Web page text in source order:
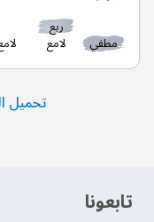
مطفي
ربع
لامع
تحميل
‫تابعونا‬